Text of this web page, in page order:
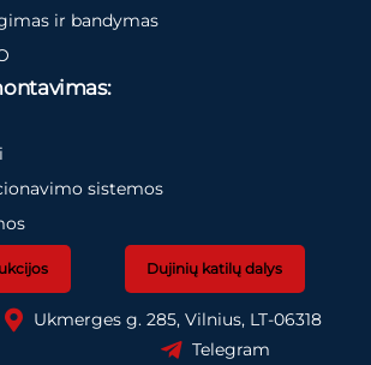
ir bandymas
sistemos
Dujinių katilų dalys
Ukmerges g. 285, Vilnius, LT-06318
Telegram